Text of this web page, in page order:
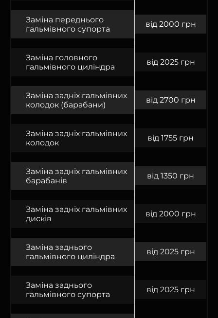
Заміна переднього
гальмівного супорта
від 2000 грн
Заміна головного
гальмівного циліндра
від 2025 грн
Заміна задніх гальмівних
колодок (барабани)
від 2700 грн
Заміна задніх гальмівних
колодок
від 1755 грн
Заміна задніх гальмівних
барабанів
від 1350 грн
Заміна задніх гальмівних
дисків
від 2000 грн
Заміна заднього
гальмівного циліндра
від 2025 грн
Заміна заднього
гальмівного супорта
від 2025 грн